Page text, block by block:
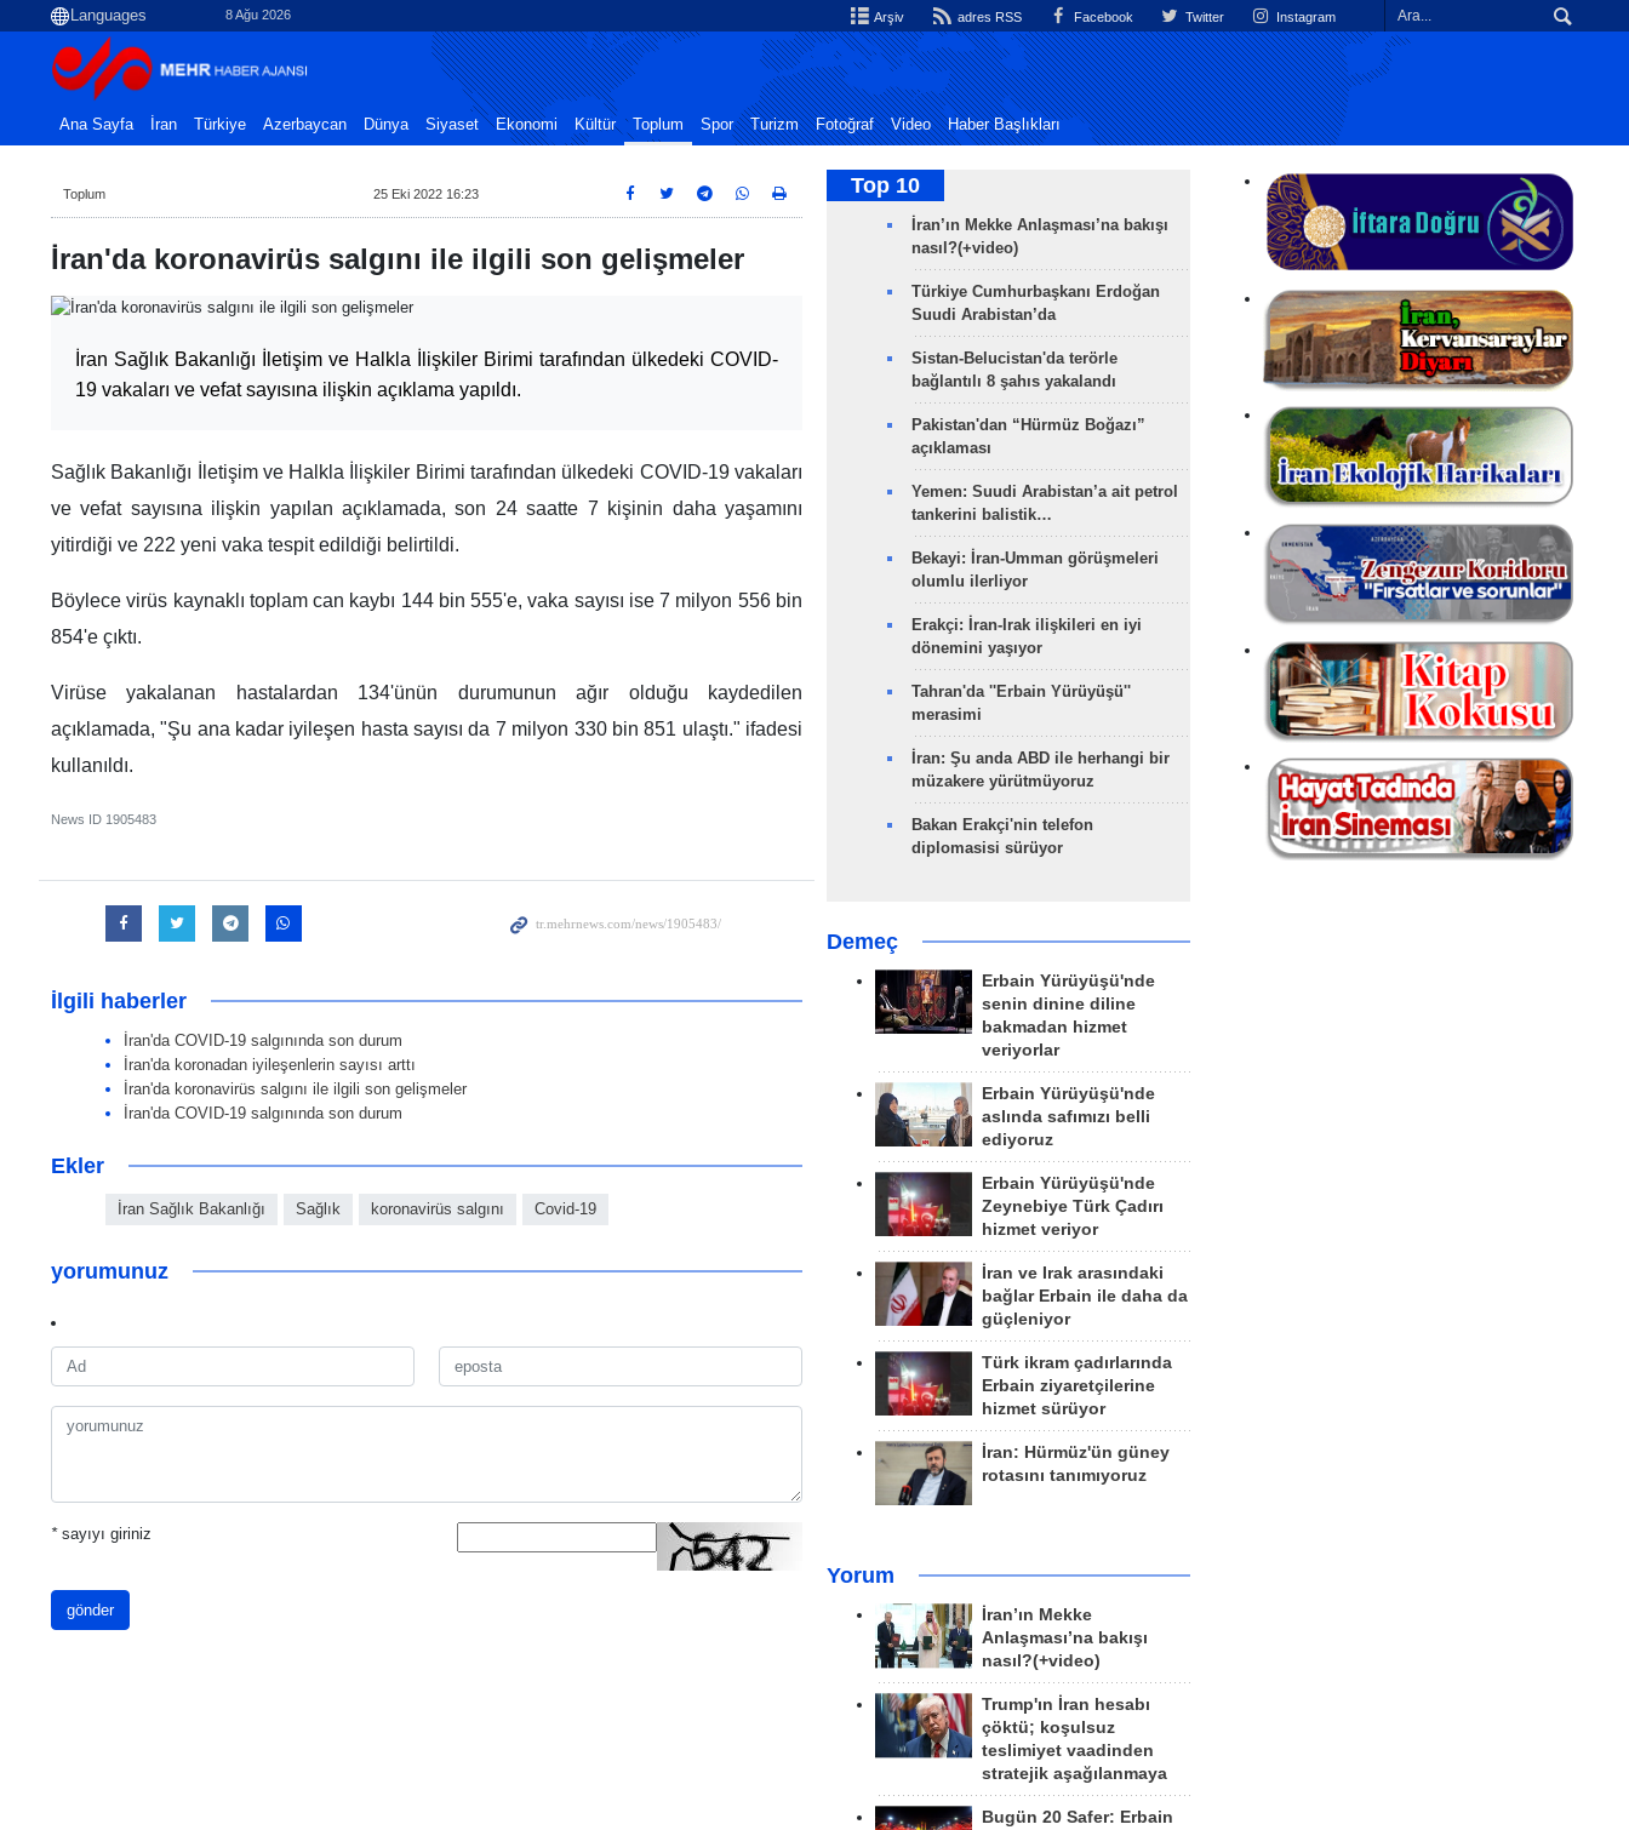
8 Ağu 2026 Arşiv adres RSS Facebook Twitter Instagram
Ana Sayfa İran Türkiye Azerbaycan Dünya Siyaset Ekonomi Kültür Toplum Spor Turizm Fotoğraf Video Haber Başlıkları
Toplum 25 Eki 2022 16:23
İran'da koronavirüs salgını ile ilgili son gelişmeler
İran Sağlık Bakanlığı İletişim ve Halkla İlişkiler Birimi tarafından ülkedeki COVID-
19 vakaları ve vefat sayısına ilişkin açıklama yapıldı.
Sağlık Bakanlığı İletişim ve Halkla İlişkiler Birimi tarafından ülkedeki COVID-19 vakaları
ve vefat sayısına ilişkin yapılan açıklamada, son 24 saatte 7 kişinin daha yaşamını
yitirdiği ve 222 yeni vaka tespit edildiği belirtildi.
Böylece virüs kaynaklı toplam can kaybı 144 bin 555'e, vaka sayısı ise 7 milyon 556 bin
854'e çıktı.
Virüse yakalanan hastalardan 134'ünün durumunun ağır olduğu kaydedilen
açıklamada, "Şu ana kadar iyileşen hasta sayısı da 7 milyon 330 bin 851 ulaştı." ifadesi
kullanıldı.
News ID 1905483
İlgili haberler
İran'da COVID-19 salgınında son durum
İran'da koronadan iyileşenlerin sayısı arttı
İran'da koronavirüs salgını ile ilgili son gelişmeler
İran'da COVID-19 salgınında son durum
Ekler
İran Sağlık Bakanlığı Sağlık koronavirüs salgını Covid-19
yorumunuz
*sayıyı giriniz
gönder
Top 10
İran’ın Mekke Anlaşması’na bakışı
nasıl?(+video)
Türkiye Cumhurbaşkanı Erdoğan
Suudi Arabistan’da
Sistan-Belucistan'da terörle
bağlantılı 8 şahıs yakalandı
Pakistan'dan “Hürmüz Boğazı”
açıklaması
Yemen: Suudi Arabistan’a ait petrol
tankerini balistik…
Bekayi: İran-Umman görüşmeleri
olumlu ilerliyor
Erakçi: İran-Irak ilişkileri en iyi
dönemini yaşıyor
Tahran'da ''Erbain Yürüyüşü''
merasimi
İran: Şu anda ABD ile herhangi bir
müzakere yürütmüyoruz
Bakan Erakçi'nin telefon
diplomasisi sürüyor
Demeç
Erbain Yürüyüşü'nde
senin dinine diline
bakmadan hizmet
veriyorlar
Erbain Yürüyüşü'nde
aslında safımızı belli
ediyoruz
Erbain Yürüyüşü'nde
Zeynebiye Türk Çadırı
hizmet veriyor
İran ve Irak arasındaki
bağlar Erbain ile daha da
güçleniyor
Türk ikram çadırlarında
Erbain ziyaretçilerine
hizmet sürüyor
İran: Hürmüz'ün güney
rotasını tanımıyoruz
Yorum
İran’ın Mekke
Anlaşması’na bakışı
nasıl?(+video)
Trump'ın İran hesabı
çöktü; koşulsuz
teslimiyet vaadinden
stratejik aşağılanmaya
Bugün 20 Safer: Erbain